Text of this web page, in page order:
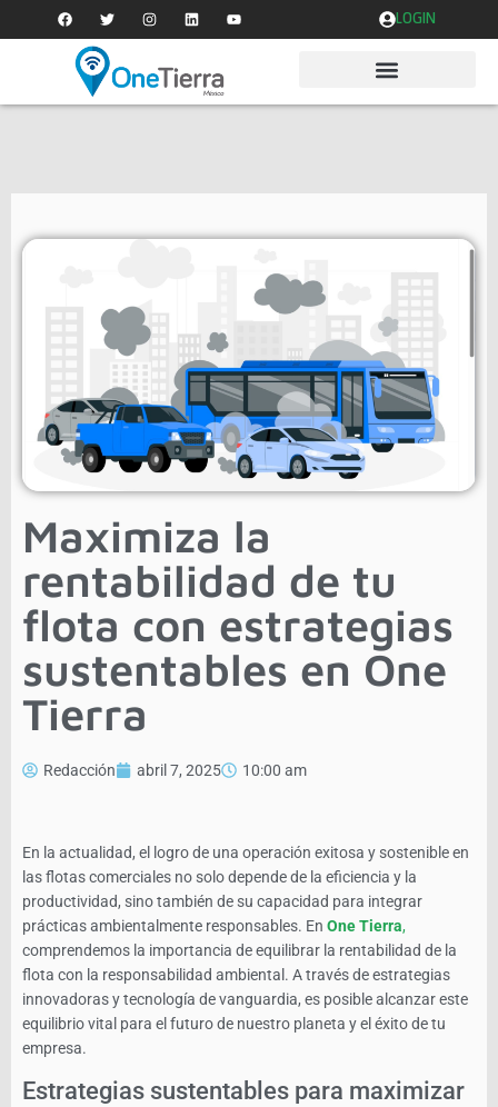
LOGIN
Maximiza la
rentabilidad de tu
flota con estrategias
sustentables en One
Tierra
Redacción abril 7, 2025 10:00 am
En la actualidad, el logro de una operación exitosa y sostenible en
las flotas comerciales no solo depende de la eficiencia y la
productividad, sino también de su capacidad para integrar
prácticas ambientalmente responsables. En One Tierra,
comprendemos la importancia de equilibrar la rentabilidad de la
flota con la responsabilidad ambiental. A través de estrategias
innovadoras y tecnología de vanguardia, es posible alcanzar este
equilibrio vital para el futuro de nuestro planeta y el éxito de tu
empresa.
Estrategias sustentables para maximizar